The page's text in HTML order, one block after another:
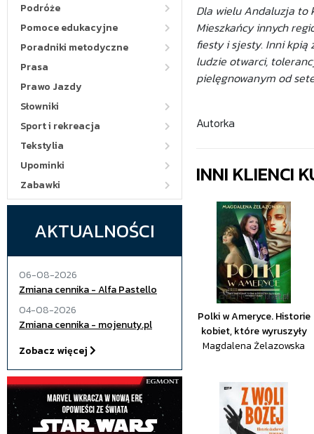
Podróże
Pomoce edukacyjne
Poradniki metodyczne
Prasa
Prawo Jazdy
Słowniki
Sport i rekreacja
Tekstylia
Upominki
Zabawki
AKTUALNOŚCI
06-08-2026
Zmiana cennika - Alfa Pastello
04-08-2026
Zmiana cennika - mojenuty.pl
Zobacz więcej
Dla wielu Andaluzja to
Mieszkańcy innych
fiesty i sjesty. Inni kpią
ludzie otwarci,
pielęgnowanym od
Autorka
INNI KLIENCI
Polki w Ameryce. Historie
kobiet, które wyruszyły
Magdalena Żelazowska